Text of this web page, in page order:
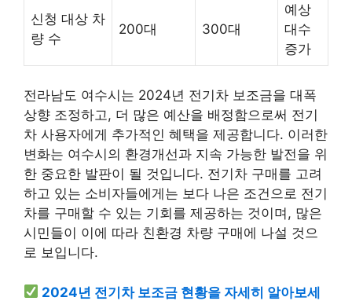
신청 대상 차
량 수
200대 300대
예상
대수
증가
전라남도 여수시는 2024년 전기차 보조금을 대폭
상향 조정하고, 더 많은 예산을 배정함으로써 전기
차 사용자에게 추가적인 혜택을 제공합니다. 이러한
변화는 여수시의 환경개선과 지속 가능한 발전을 위
한 중요한 발판이 될 것입니다. 전기차 구매를 고려
하고 있는 소비자들에게는 보다 나은 조건으로 전기
차를 구매할 수 있는 기회를 제공하는 것이며, 많은
시민들이 이에 따라 친환경 차량 구매에 나설 것으
로 보입니다.
2024년 전기차 보조금 현황을 자세히 알아보세